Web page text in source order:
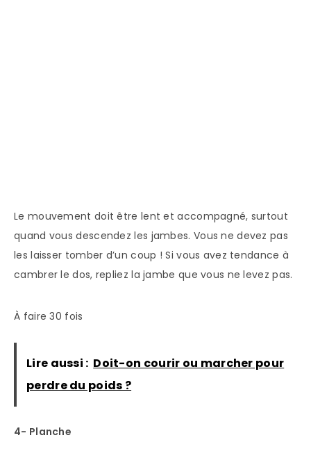
Le mouvement doit être lent et accompagné, surtout
quand vous descendez les jambes. Vous ne devez pas
les laisser tomber d’un coup ! Si vous avez tendance à
cambrer le dos, repliez la jambe que vous ne levez pas.
À faire 30 fois
Lire aussi : Doit-on courir ou marcher pour
perdre du poids ?
4- Planche